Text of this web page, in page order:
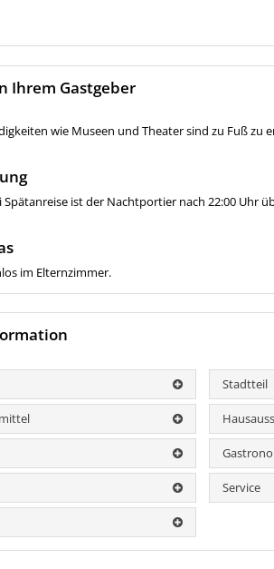
Ihrem Gastgeber
wie Museen und Theater sind zu Fuß zu
Spätanreise ist der Nachtportier nach 22:00 Uhr
im Elternzimmer.
Stadtteil
Service